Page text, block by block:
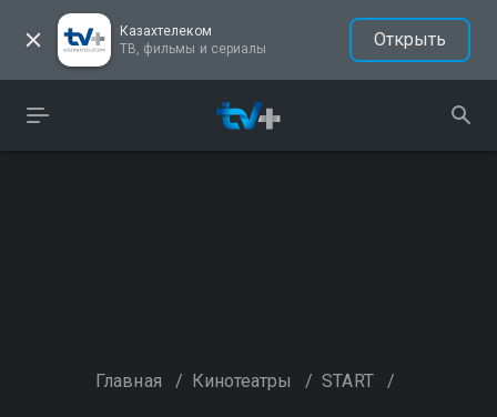
Казахтелеком
ТВ, фильмы и сериалы
Открыть
Главная / Кинотеатры / START /